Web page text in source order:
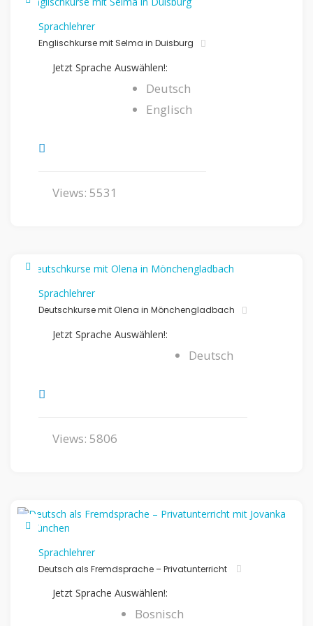
Sprachlehrer
Englischkurse mit Selma in Duisburg
Jetzt Sprache Auswählen!:
Deutsch
Englisch
Views: 5531
Sprachlehrer
Deutschkurse mit Olena in Mönchengladbach
Jetzt Sprache Auswählen!:
Deutsch
Views: 5806
Sprachlehrer
Deutsch als Fremdsprache – Privatunterricht
Jetzt Sprache Auswählen!:
Bosnisch